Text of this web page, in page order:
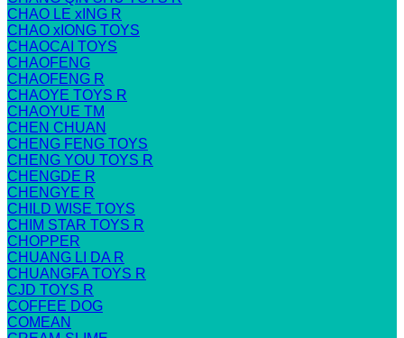
CHAO LE xING R
CHAO xIONG TOYS
CHAOCAI TOYS
CHAOFENG
CHAOFENG R
CHAOYE TOYS R
CHAOYUE TM
CHEN CHUAN
CHENG FENG TOYS
CHENG YOU TOYS R
CHENGDE R
CHENGYE R
CHILD WISE TOYS
CHIM STAR TOYS R
CHOPPER
CHUANG LI DA R
CHUANGFA TOYS R
CJD TOYS R
COFFEE DOG
COMEAN